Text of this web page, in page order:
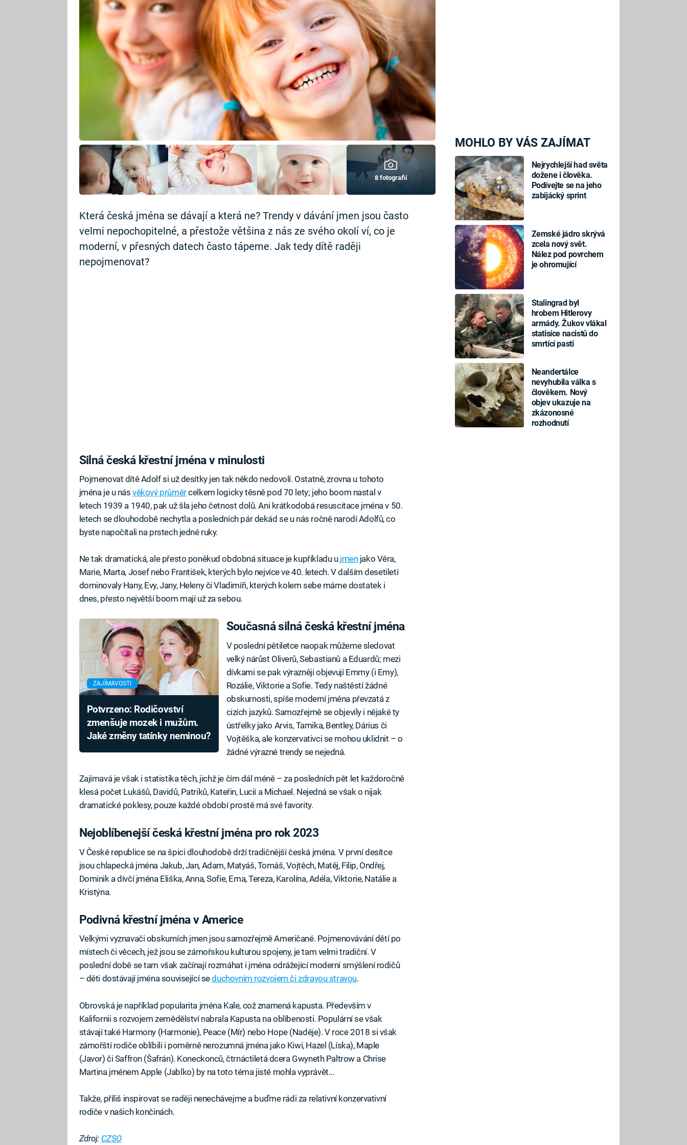
MOHLO BY VÁS ZAJÍMAT
Nejrychlejší had světa
dožene i člověka.
Podívejte se na jeho
zabijácký sprint
Zemské jádro skrývá
zcela nový svět.
Nález pod povrchem
je ohromující
Stalingrad byl
hrobem Hitlerovy
armády. Žukov vlákal
statisíce nacistů do
smrtící pasti
Neandertálce
nevyhubila válka s
člověkem. Nový
objev ukazuje na
zkázonosné
rozhodnutí
8 fotografií
Která česká jména se dávají a která ne? Trendy v dávání jmen jsou často
velmi nepochopitelné, a přestože většina z nás ze svého okolí ví, co je
moderní, v přesných datech často tápeme. Jak tedy dítě raději
nepojmenovat?
Silná česká křestní jména v minulosti
Pojmenovat dítě Adolf si už desítky jen tak někdo nedovolí. Ostatně, zrovna u tohoto
jména je u násvěkový průměrcelkem logicky těsně pod 70 lety; jeho boom nastal v
letech 1939 a 1940, pak už šla jeho četnost dolů. Ani krátkodobá resuscitace jména v 50.
letech se dlouhodobě nechytla a posledních pár dekád se u nás ročně narodí Adolfů, co
byste napočítali na prstech jedné ruky.
Ne tak dramatická, ale přesto poněkud obdobná situace je kupříkladu u jmenjako Věra,
Marie, Marta, Josef nebo František, kterých bylo nejvíce ve 40. letech. V dalším desetiletí
dominovaly Hany, Evy, Jany, Heleny či Vladimíři, kterých kolem sebe máme dostatek i
dnes, přesto největší boom mají už za sebou.
ZAJÍMAVOSTI
Potvrzeno: Rodičovství
zmenšuje mozek i mužům.
Jaké změny tatínky neminou?
Současná silná česká křestní jména
V poslední pětiletce naopak můžeme sledovat
velký nárůst Oliverů, Sebastianů a Eduardů; mezi
dívkami se pak výrazněji objevují Emmy (i Emy),
Rozálie, Viktorie a Sofie. Tedy naštěstí žádné
obskurnosti, spíše moderní jména převzatá z
cizích jazyků. Samozřejmě se objevily i nějaké ty
ústřelky jako Arvis, Tamika, Bentley, Dárius či
Vojtěška, ale konzervativci se mohou uklidnit – o
žádné výrazné trendy se nejedná.
Zajímavá je však i statistika těch, jichž je čím dál méně – za posledních pět let každoročně
klesá počet Lukášů, Davidů, Patriků, Kateřin, Lucií a Michael. Nejedná se však o nijak
dramatické poklesy, pouze každé období prostě má své favority.
Nejoblíbenejší česká křestní jména pro rok 2023
V České republice se na špici dlouhodobě drží tradičnější česká jména. V první desítce
jsou chlapecká jména Jakub, Jan, Adam, Matyáš, Tomáš, Vojtěch, Matěj, Filip, Ondřej,
Dominik a dívčí jména Eliška, Anna, Sofie, Ema, Tereza, Karolína, Adéla, Viktorie, Natálie a
Kristýna.
Podivná křestní jména v Americe
Velkými vyznavači obskurních jmen jsou samozřejmě Američané. Pojmenovávání dětí po
místech či věcech, jež jsou se zámořskou kulturou spojeny, je tam velmi tradiční. V
poslední době se tam však začínají rozmáhat i jména odrážející moderní smýšlení rodičů
– děti dostávají jména související seduchovním rozvojem či zdravou stravou.
Obrovská je například popularita jména Kale, což znamená kapusta. Především v
Kalifornii s rozvojem zemědělství nabrala Kapusta na oblíbenosti. Populární se však
stávají také Harmony (Harmonie), Peace (Mír) nebo Hope (Naděje). V roce 2018 si však
zámořští rodiče oblíbili i poměrně nerozumná jména jako Kiwi, Hazel (Líska), Maple
(Javor) či Saffron (Šafrán). Koneckonců, čtrnáctiletá dcera Gwyneth Paltrow a Chrise
Martina jménem Apple (Jablko) by na toto téma jistě mohla vyprávět...
Takže, příliš inspirovat se raději nenechávejme a buďme rádi za relativní konzervativní
rodiče v našich končinách.
Zdroj: CZSO